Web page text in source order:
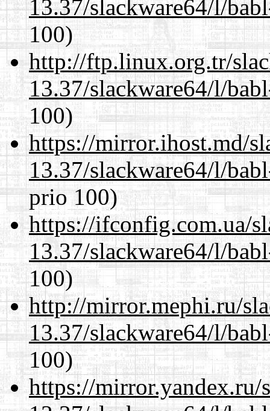
13.37/slackware64/l/
100)
http://ftp.linux.org.tr/
13.37/slackware64/l/
100)
https://mirror.ihost.md/
13.37/slackware64/l/
prio 100)
https://ifconfig.com.ua/
13.37/slackware64/l/
100)
http://mirror.mephi.ru/
13.37/slackware64/l/
100)
https://mirror.yandex.ru/